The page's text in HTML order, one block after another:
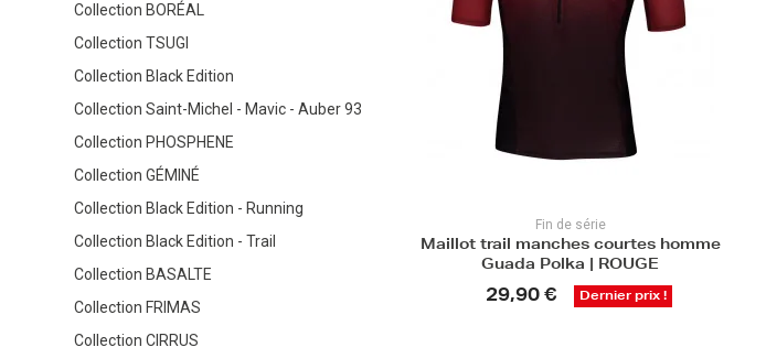
Collection BORÉAL
Collection TSUGI
Collection Black Edition
Collection Saint-Michel - Mavic - Auber 93
Collection PHOSPHENE
Collection GÉMINÉ
Collection Black Edition - Running
Collection Black Edition - Trail
Collection BASALTE
Collection FRIMAS
Collection CIRRUS
Fin de série
Maillot trail manches courtes homme
Guada Polka | ROUGE
29,90 € Dernier prix !